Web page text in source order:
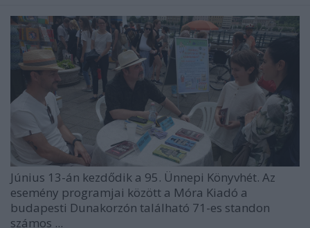
Június 13-án kezdődik a 95. Ünnepi Könyvhét. Az
esemény programjai között a Móra Kiadó a
budapesti Dunakorzón található 71-es standon
számos ...